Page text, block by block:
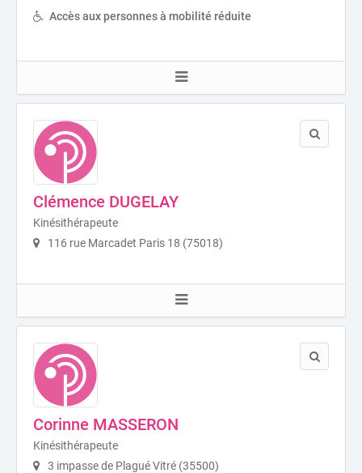
Accès aux personnes à mobilité réduite
Clémence DUGELAY
Kinésithérapeute
116 rue Marcadet Paris 18 (75018)
Corinne MASSERON
Kinésithérapeute
3 impasse de Plagué Vitré (35500)